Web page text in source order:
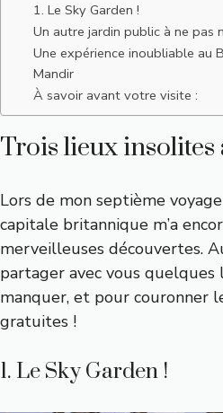
1. Le Sky Garden !
Un autre jardin public à ne pas
Une expérience inoubliable au
Mandir
À savoir avant votre visite :
Trois lieux insolites
Lors de mon septième
capitale britannique m’a
merveilleuses découvertes.
partager avec vous quelques
manquer, et pour couronner
gratuites !
1. Le Sky Garden !